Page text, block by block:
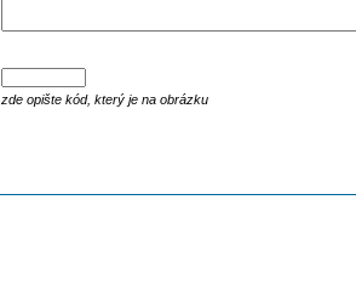
zde opište kód, který je na obrázku